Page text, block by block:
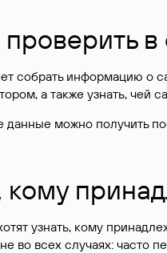
собрать информацию о
а также узнать, чей
данные можно получить
кому
узнать, кому
во всех случаях: часто